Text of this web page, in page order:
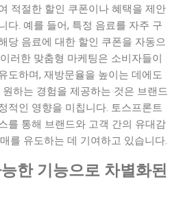
적절한 할인 쿠폰이나 혜택을 제안
다. 예를 들어, 특정 음료를 자주 구
당 음료에 대한 할인 쿠폰을 자동으
러한 맞춤형 마케팅은 소비자들이
도하며, 재방문율을 높이는 데에도
하는 경험을 제공하는 것은 브랜드
적인 영향을 미칩니다. 토스프론트
를 통해 브랜드와 고객 간의 유대감
를 유도하는 데 기여하고 있습니다.
한 기능으로 차별화된